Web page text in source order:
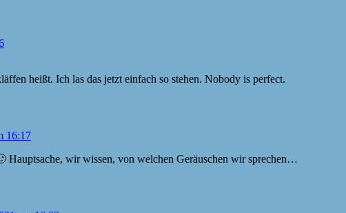
heißt. Ich las das jetzt einfach so stehen. Nobody is perfect.
16:17
Hauptsache, wir wissen, von welchen Geräuschen wir sprechen…